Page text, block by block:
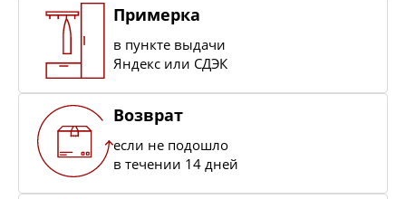
Примерка
в пункте выдачи
Яндекс или СДЭК
Возврат
если не подошло
в течении 14 дней